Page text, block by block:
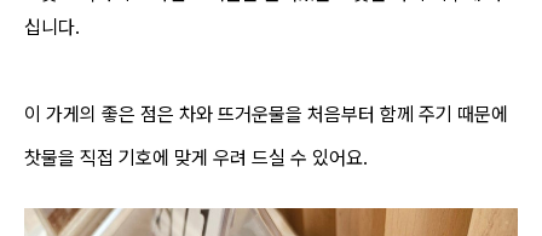
십니다.
이 가게의 좋은 점은 차와 뜨거운물을 처음부터 함께 주기 때문에
찻물을 직접 기호에 맞게 우려 드실 수 있어요.